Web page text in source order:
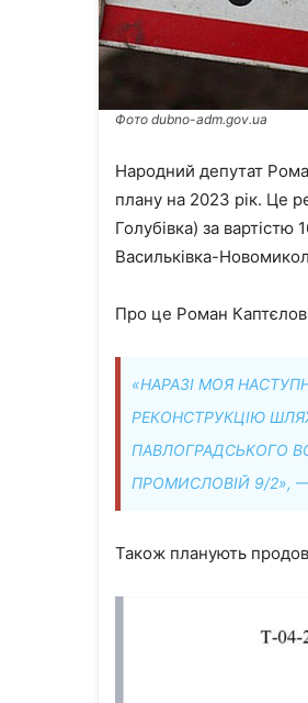
Фото dubno-adm.gov.ua
Народний депутат
плану на 2023 рік. Це
Голубівка) за
Васильківка-
Про це Роман Каптєлов
«НАРАЗІ МОЯ
РЕКОНСТРУКЦІЮ
ПАВЛОГРАДСЬКОГО
ПРОМИСЛОВІЙ 9/2»,
Також планують